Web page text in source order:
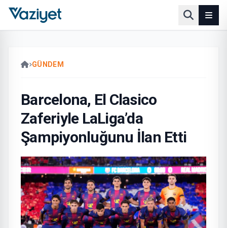
GÜNDEM
Barcelona, El Clasico
Zaferiyle LaLiga’da
Şampiyonluğunu İlan Etti